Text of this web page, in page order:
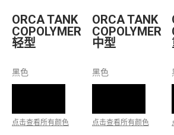
ORCA TANK
COPOLYMER
轻型
黑色
点击查看所有颜色
ORCA TANK
COPOLYMER
中型
黑色
点击查看所有颜色